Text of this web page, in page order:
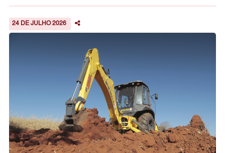
24 DE JULHO 2026